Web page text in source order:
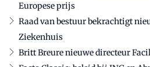
Europese prijs
Raad van bestuur bekrachtigt
Ziekenhuis
Britt Breure nieuwe directeur